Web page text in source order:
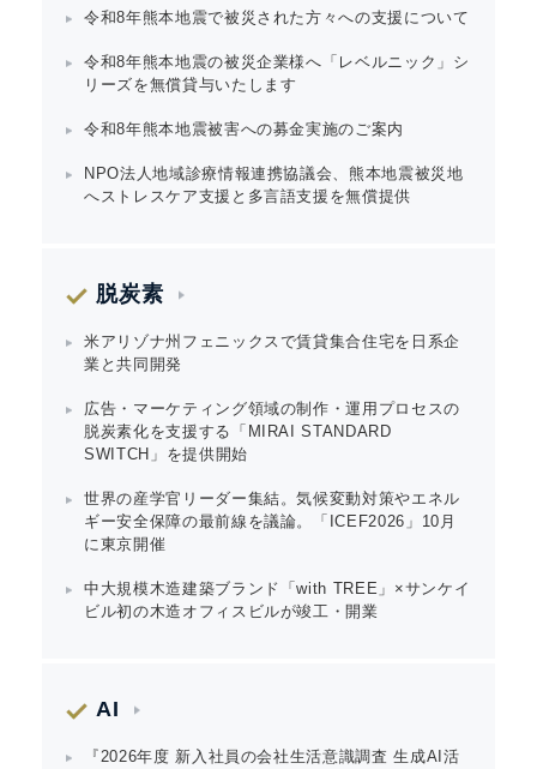
令和8年熊本地震で被災された方々への支援について
令和8年熊本地震の被災企業様へ「レベルニック」シ
リーズを無償貸与いたします
令和8年熊本地震被害への募金実施のご案内
NPO法人地域診療情報連携協議会、熊本地震被災地
へストレスケア支援と多言語支援を無償提供
脱炭素
米アリゾナ州フェニックスで賃貸集合住宅を日系企
業と共同開発
広告・マーケティング領域の制作・運用プロセスの
脱炭素化を支援する「MIRAI STANDARD
SWITCH」を提供開始
世界の産学官リーダー集結。気候変動対策やエネル
ギー安全保障の最前線を議論。「ICEF2026」10月
に東京開催
中大規模木造建築ブランド「with TREE」×サンケイ
ビル初の木造オフィスビルが竣工・開業
AI
『2026年度 新入社員の会社生活意識調査 生成AI活